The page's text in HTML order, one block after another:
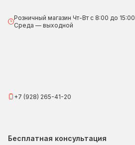
Розничный магазин Чт-Вт с 8:00 до 15:00
Среда — выходной
+7 (928) 265-41-20
Бесплатная консультация